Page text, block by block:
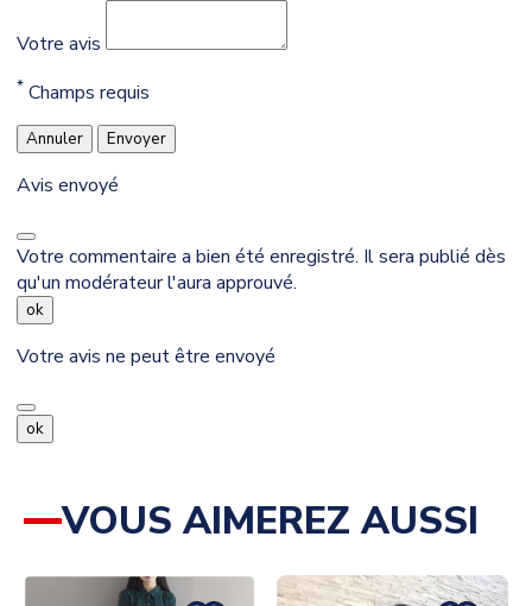
Votre avis
* Champs requis
Annuler Envoyer
Avis envoyé
Votre commentaire a bien été enregistré. Il sera publié dès
qu'un modérateur l'aura approuvé.
ok
Votre avis ne peut être envoyé
ok
VOUS AIMEREZ AUSSI